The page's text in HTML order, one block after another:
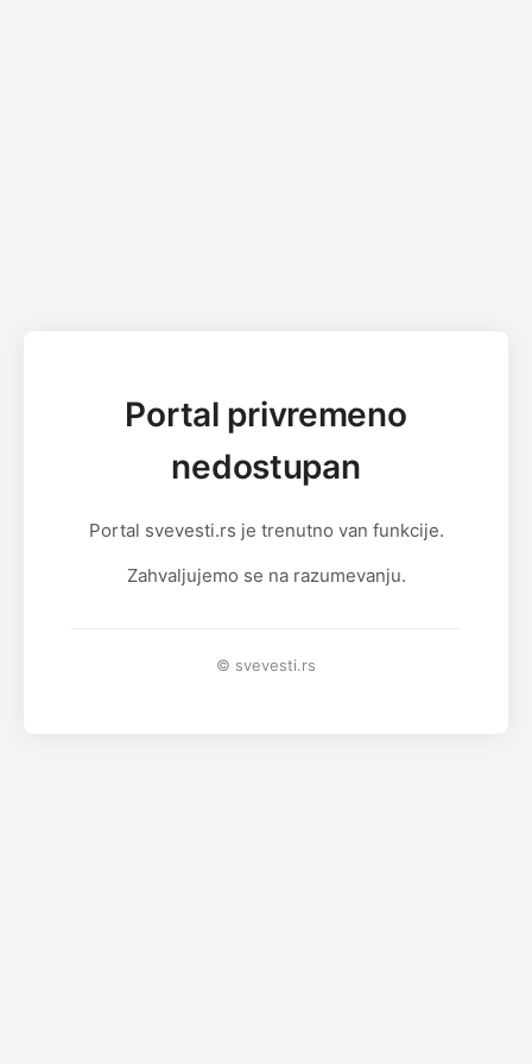
Portal privremeno
nedostupan
Portal svevesti.rs je trenutno van funkcije.
Zahvaljujemo se na razumevanju.
© svevesti.rs